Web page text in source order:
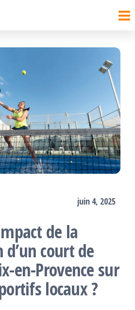
juin 4, 2025
de la
court de
en-Provence sur
locaux ?